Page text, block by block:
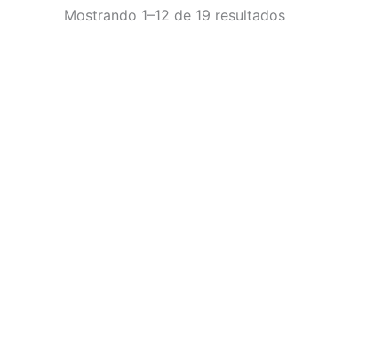
Mostrando 1–12 de 19 resultados